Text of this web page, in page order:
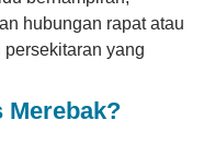
hubungan rapat atau
yang
Merebak?